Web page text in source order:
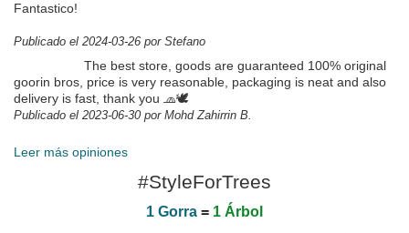
Fantastico!
Publicado el 2024-03-26 por Stefano
The best store, goods are guaranteed 100% original
goorin bros, price is very reasonable, packaging is neat and also
delivery is fast, thank you 🧢🕊️
Publicado el 2023-06-30 por Mohd Zahirrin B.
Leer más opiniones
#StyleForTrees
1 Gorra = 1 Árbol